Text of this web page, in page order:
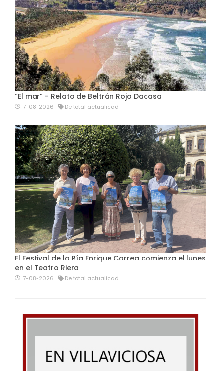
“El mar” - Relato de Beltrán Rojo Dacasa
7-08-2026 De total actualidad
El Festival de la Ría Enrique Correa comienza el lunes
en el Teatro Riera
7-08-2026 De total actualidad